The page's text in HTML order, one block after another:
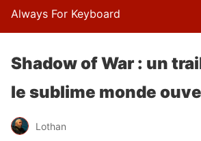
Always For Keyboard
Shadow of War : un
le sublime monde
Lothan